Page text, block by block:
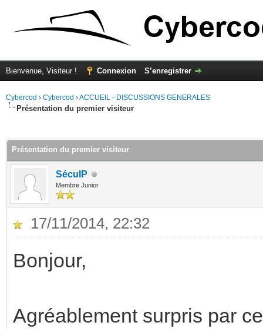
Bienvenue, Visiteur ! Connexion S’enregistrer
Cybercod › Cybercod ›ACCUEIL - DISCUSSIONS GENERALES
Présentation du premier visiteur
Présentation du premier visiteur
SécuIP
Membre Junior
17/11/2014, 22:32
Bonjour,
Agréablement surpris par